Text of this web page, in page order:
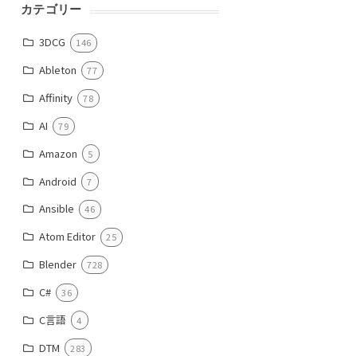
カテゴリー
3DCG 146
Ableton 77
Affinity 78
AI 79
Amazon 5
Android 7
Ansible 46
Atom Editor 25
Blender 728
C# 36
C言語 4
DTM 283